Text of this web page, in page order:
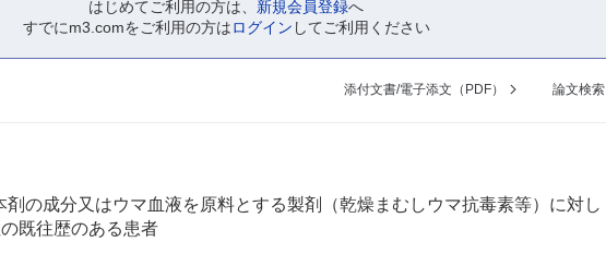
はじめてご利用の方は、 新規会員登録へ
すでにm3.comをご利用の方はログイン してご利用ください
添付文書/電子添文（PDF） 論文検索
の成分又はウマ血液を原料とする製剤（乾燥まむしウマ抗毒素等）に対し
既往歴のある患者